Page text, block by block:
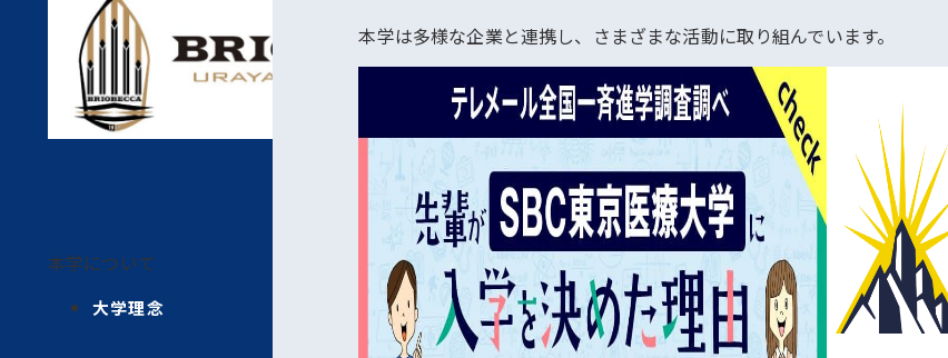
本学について
大学理念
本学は多様な企業と連携し、さまざまな活動に取り組んでいます。